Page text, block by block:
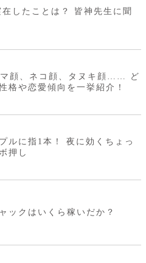
在したことは？ 皆神先生に聞
マ顔、ネコ顔、タヌキ顔…… ど
格や恋愛傾向を一挙紹介！
ルに指1本！ 夜に効くちょっ
押し
ックはいくら稼いだか？